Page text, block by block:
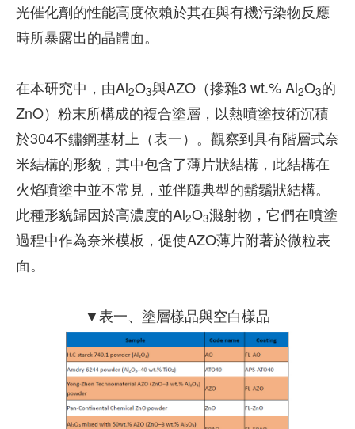
光催化劑的性能高度依賴於其在與有機污染物反應
時所暴露出的晶體面。
在本研究中，由Al2O3與AZO（摻雜3 wt.% Al2O3的
ZnO）粉末所構成的複合塗層，以熱噴塗技術沉積
於304不鏽鋼基材上（表一）。觀察到具有階層式奈
米結構的形貌，其中包含了薄片狀結構，此結構在
火焰噴塗中並不常見，並伴隨典型的鬍鬚狀結構。
此種形貌歸因於高濃度的Al2O3濺射物，它們在噴塗
過程中作為奈米模板，促使AZO薄片附著於微粒表
面。
▼表一、塗層樣品與空白樣品